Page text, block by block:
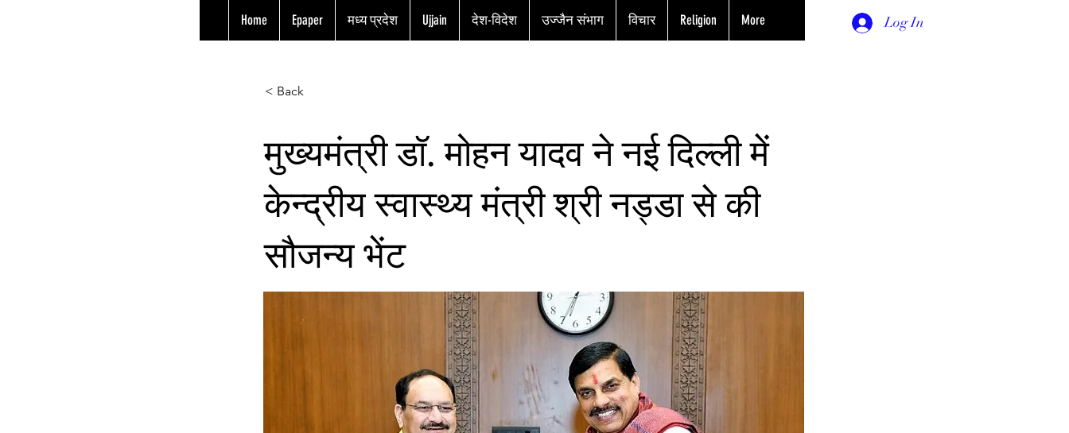
Home Epaper मध्य प्रदेश Ujjain देश-विदेश उज्जैन संभाग विचार Religion More Log In
< Back
मुख्यमंत्री डॉ. मोहन यादव ने नई दिल्ली में
केन्द्रीय स्वास्थ्य मंत्री श्री नड्डा से की
सौजन्य भेंट